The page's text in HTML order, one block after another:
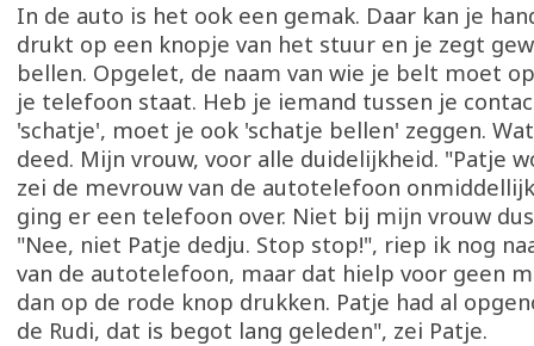
In de auto is het ook een gemak. Daar kan je
drukt op een knopje van het stuur en je zegt
bellen. Opgelet, de naam van wie je belt moet
je telefoon staat. Heb je iemand tussen je
'schatje', moet je ook 'schatje bellen' zeggen.
deed. Mijn vrouw, voor alle duidelijkheid. "Patje
zei de mevrouw van de autotelefoon
ging er een telefoon over. Niet bij mijn vrouw
"Nee, niet Patje dedju. Stop stop!", riep ik nog
van de autotelefoon, maar dat hielp voor geen
dan op de rode knop drukken. Patje had al
de Rudi, dat is begot lang geleden", zei Patje.